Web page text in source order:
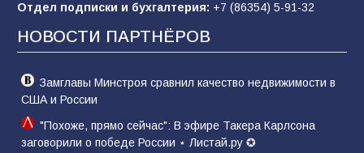
Морской квест в детском саду: как
воспитанники спасали Нептуна
74 01.08.2026
Отдел подписки и бухгалтерия: +7 (86354) 5-91-32
НОВОСТИ ПАРТНЁРОВ
Замглавы Минстроя сравнил качество недвижимости в
США и России
"Похоже, прямо сейчас": В эфире Такера Карлсона
заговорили о победе России ⋆ Листай.ру ✪